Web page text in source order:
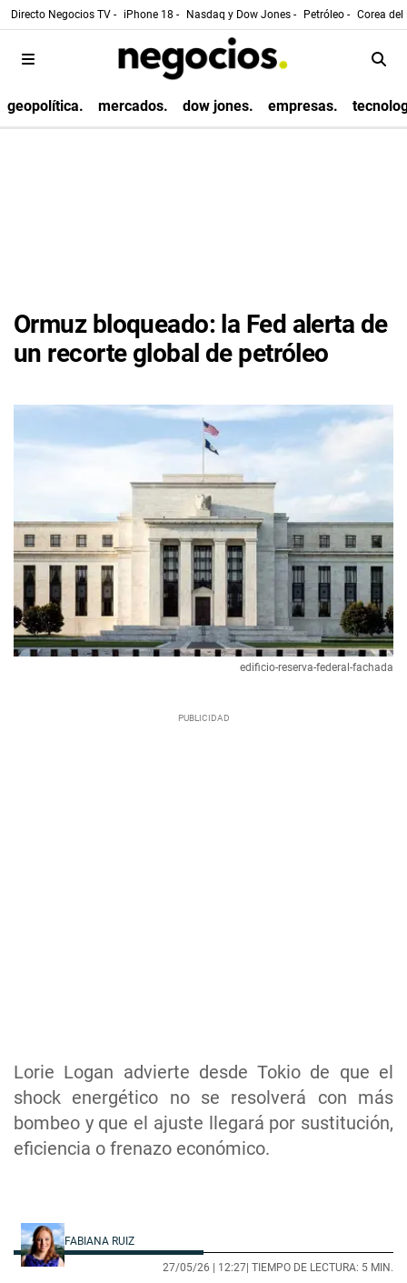
Directo Negocios TV - iPhone 18 - Nasdaq y Dow Jones - Petróleo - Corea
geopolítica. mercados. dow jones. empresas.
Ormuz bloqueado: la Fed alerta de
un recorte global de petróleo
Lorie Logan advierte desde Tokio de que el
shock energético no se resolverá con más
bombeo y que el ajuste llegará por sustitución,
eficiencia o frenazo económico.
edificio-reserva-federal-fachada
FABIANA RUIZ
27/05/26 | 12:27 | TIEMPO DE LECTURA: 5 MIN.